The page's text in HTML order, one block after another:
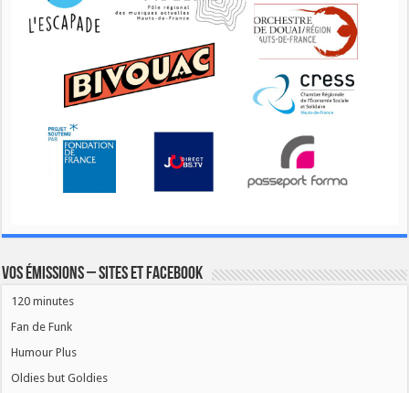
Vos émissions – Sites et Facebook
120 minutes
Fan de Funk
Humour Plus
Oldies but Goldies